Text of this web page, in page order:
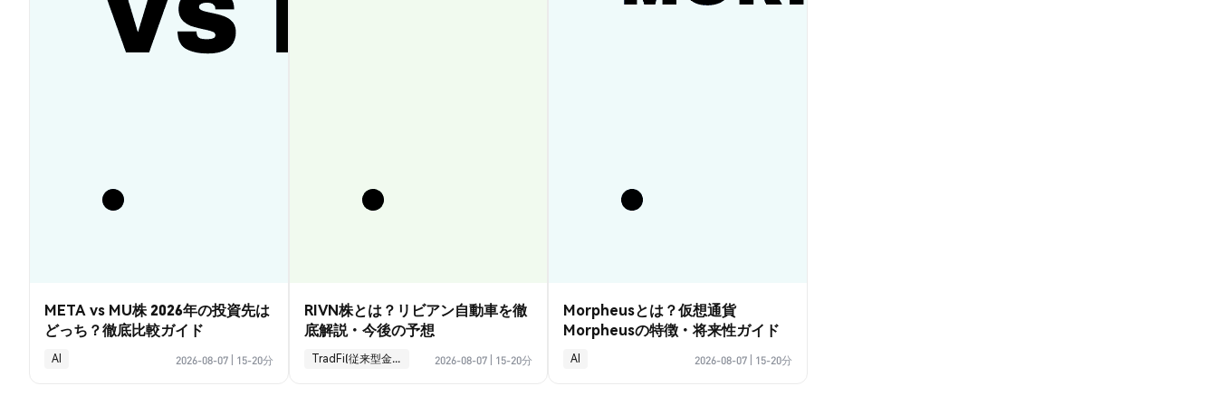
META vs MU株 2026年の投資先は
どっち？徹底比較ガイド
AI 2026-08-07 15-20分
RIVN株とは？リビアン自動車を徹
底解説・今後の予想
TradFi(従来型金融) 2026-08-07 15-20分
Morpheusとは？仮想通貨
Morpheusの特徴・将来性ガイド
AI 2026-08-07 15-20分